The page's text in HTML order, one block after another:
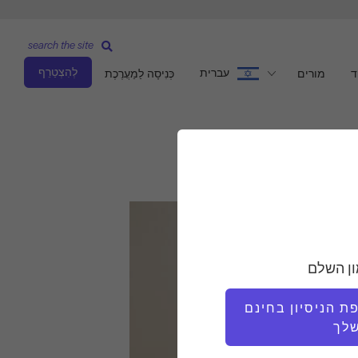
מורים עברית כְּנִיסָה לַמַעֲרֶכֶת לְהִצְטַרֵף
search the site
השלם
הניסיון בחינם
שלך